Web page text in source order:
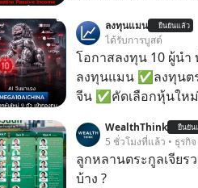
ตอนนี้มียอดรับชมกว่า
ลงทุนแมน ยืนยันแล้ว
ได้รับการบูสต์
โอกาสลงทุน 10 ผู้นำ
ลงทุนแมน ✅ลงทุนต
จีน ✅คัดเลือกหุ้นให
ความจำ โมเดล AI ยั
ภาษี Capital Gain
ประเทศไทย
WealthThink ยืนยัน
5 ชั่วโมงที่แล้ว • ธุรกิจ
ลูกหลานตระกูลเจียร
บ้าง ?